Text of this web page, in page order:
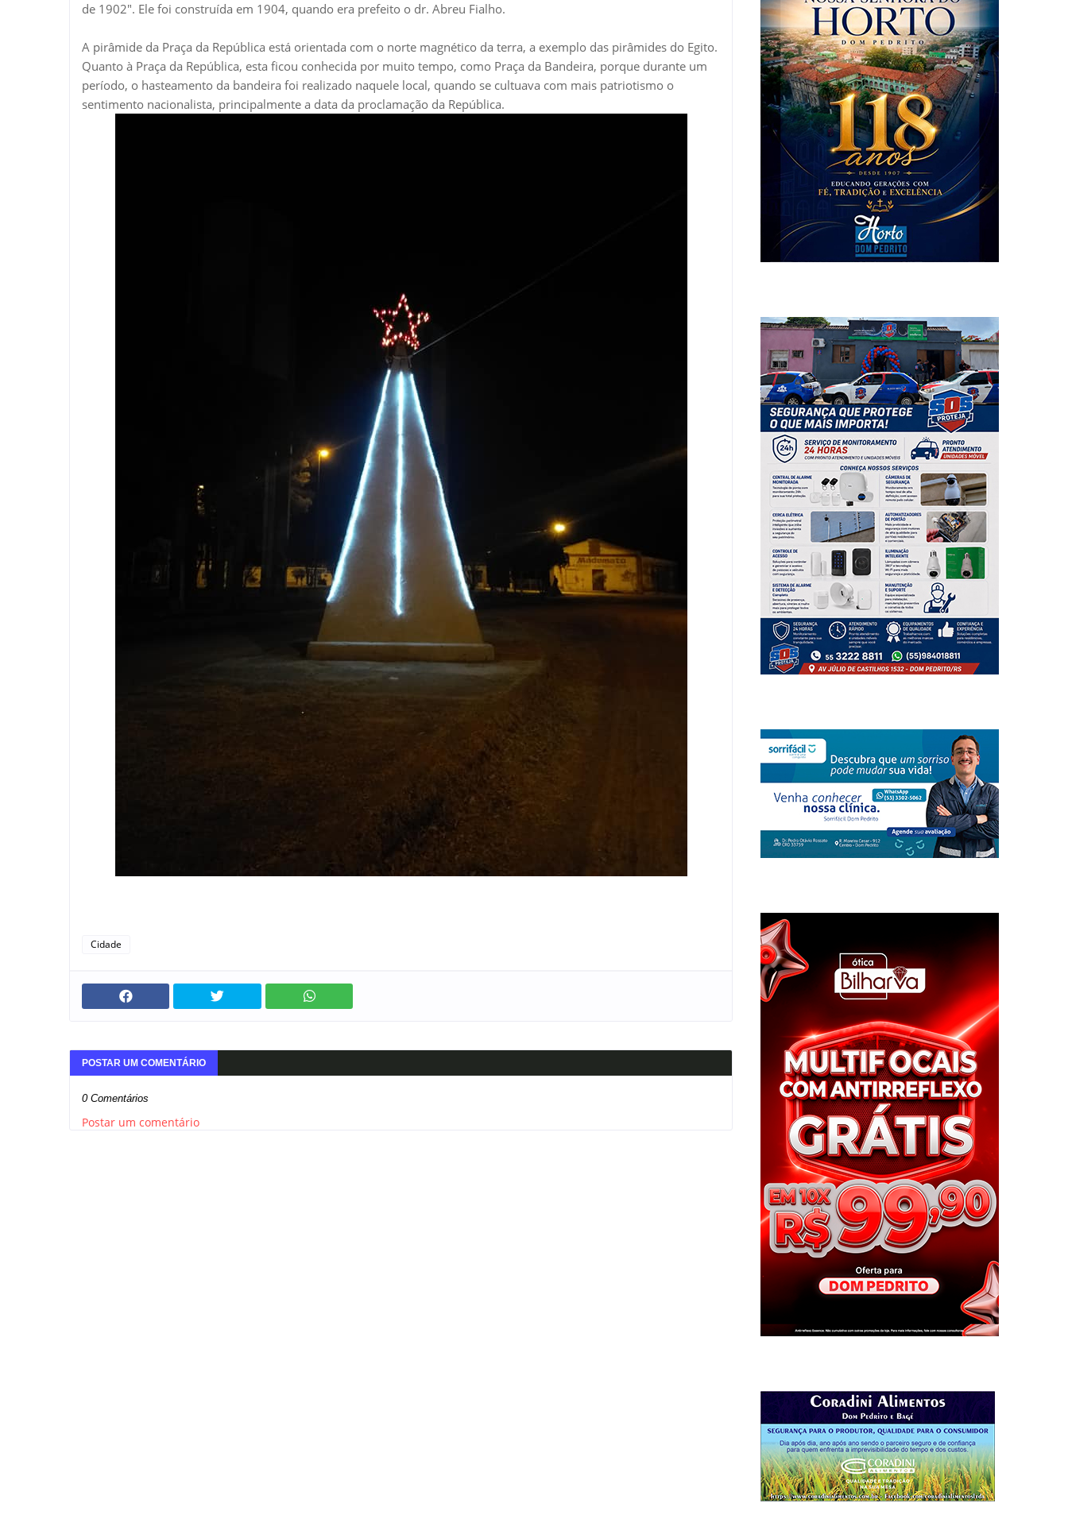
de 1902". Ele foi construída em 1904, quando era prefeito o dr. Abreu Fialho.
A pirâmide da Praça da República está orientada com o norte magnético da terra, a exemplo das pirâmides do Egito.
Quanto à Praça da República, esta ficou conhecida por muito tempo, como Praça da Bandeira, porque durante um
período, o hasteamento da bandeira foi realizado naquele local, quando se cultuava com mais patriotismo o
sentimento nacionalista, principalmente a data da proclamação da República.
Cidade
POSTAR UM COMENTÁRIO
0 Comentários
Postar um comentário